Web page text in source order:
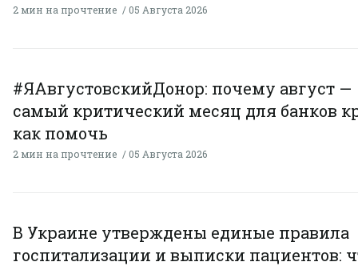
2 мин на прочтение 05 Августа 2026
#ЯАвгустовскийДонор: почему август —
самый критический месяц для банков
как помочь
2 мин на прочтение 05 Августа 2026
В Украине утверждены единые правила
госпитализации и выписки пациентов: